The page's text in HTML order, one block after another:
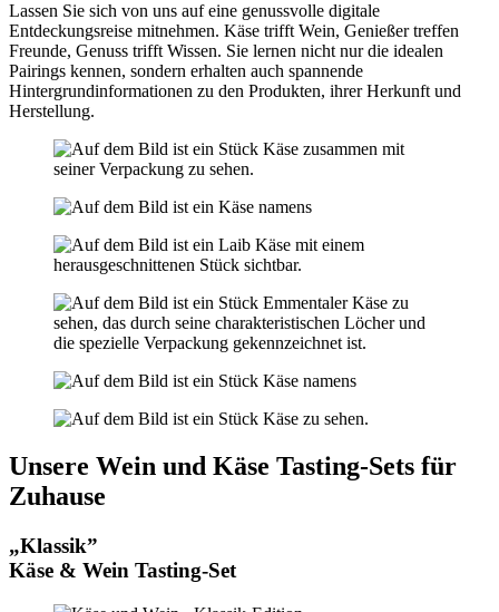
Lassen Sie sich von uns auf eine genussvolle digitale
Entdeckungsreise mitnehmen. Käse trifft Wein, Genießer treffen
Freunde, Genuss trifft Wissen. Sie lernen nicht nur die idealen
Pairings kennen, sondern erhalten auch spannende
Hintergrundinformationen zu den Produkten, ihrer Herkunft und
Herstellung.
Unsere Wein und Käse Tasting-Sets für
Zuhause
„Klassik”
Käse & Wein Tasting-Set